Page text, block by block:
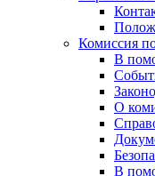
Комиссия
В
О
В